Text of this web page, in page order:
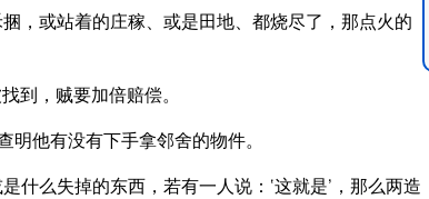
，或站着的庄稼、或是田地、都烧尽了，那点火的
到，贼要加倍赔偿。
他有没有下手拿邻舍的物件。
什么失掉的东西，若有一人说：‘这就是’，那么两造